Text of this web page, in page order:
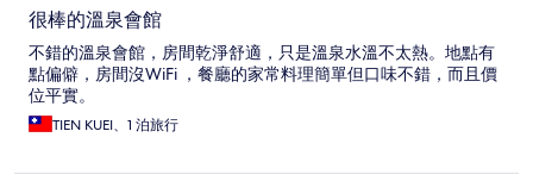
很棒的溫泉會館
不錯的溫泉會館，房間乾淨舒適，只是溫泉水溫不太熱。地點有
點偏僻，房間沒WiFi ，餐廳的家常料理簡單但口味不錯，而且價
位平實。
TIEN KUEI、1 泊旅行